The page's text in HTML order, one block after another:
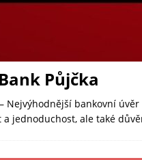
Půjčka
Nejvýhodnější bankovní
jednoduchost, ale také